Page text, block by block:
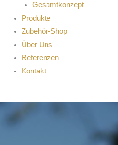
Gesamtkonzept
Produkte
Zubehör-Shop
Über Uns
Referenzen
Kontakt